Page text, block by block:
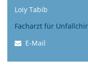
Loiy Tabib
Facharzt für
E-Mail